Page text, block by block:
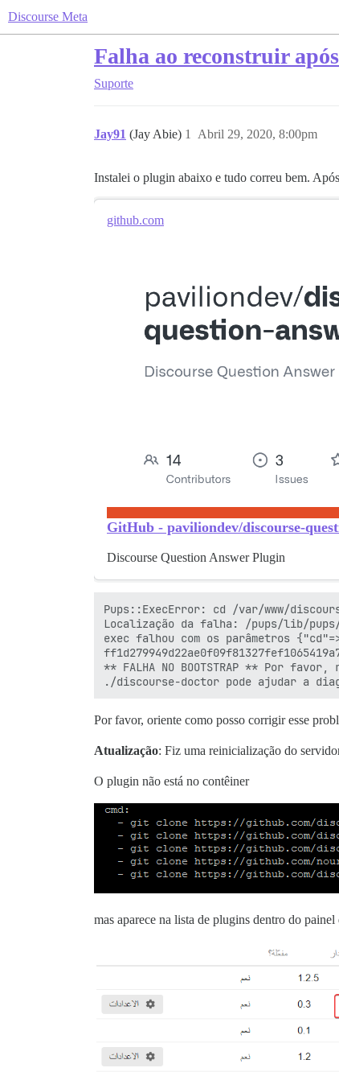
Discourse Meta
Falha ao reconstruir
Suporte
Jay91 (Jay Abie) Abril 29, 2020, 8:00pm
1
Instalei o plugin abaixo e tudo correu bem.
github.com
GitHub - paviliondev/discourse-
Discourse Question Answer Plugin
Pups::ExecError: cd /var/www/
Localização da falha: /pups/lib/pups/
exec falhou com os parâmetros
** FALHA NO BOOTSTRAP ** Por
Por favor, oriente como posso corrigir esse
Atualização: Fiz uma reinicialização do
O plugin não está no contêiner
mas aparece na lista de plugins dentro do